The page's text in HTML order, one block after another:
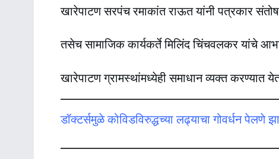
खारेपाटण सरपंच रमाकांत राऊत यांनी पत्रकार
तसेच सामाजिक कार्यकर्ते मिलिंद चिंचवलकर यांचे
खारेपाटण ग्रामस्थांमध्येही समाधान व्यक्त करण्यात
डॉक्टर्समुळे कोविडविरुद्धच्या लढ्याचा गोवर्धन पेलणे